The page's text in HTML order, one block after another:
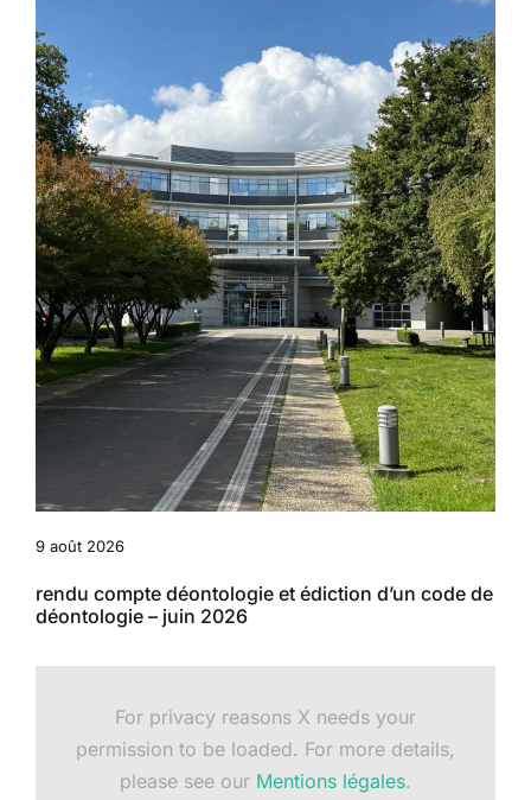
9 août 2026
rendu compte déontologie et édiction d’un code de
déontologie – juin 2026
For privacy reasons X needs your
permission to be loaded. For more details,
please see our Mentions légales.